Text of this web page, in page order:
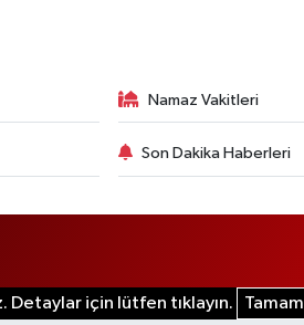
Namaz Vakitleri
Son Dakika Haberleri
için lütfen tıklayın. Tamam